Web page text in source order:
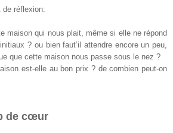
réflexion:
maison qui nous plait, même si elle ne répond
? ou bien faut’il attendre encore un peu,
que cette maison nous passe sous le nez ?
est-elle au bon prix ? de combien peut-on
de cœur